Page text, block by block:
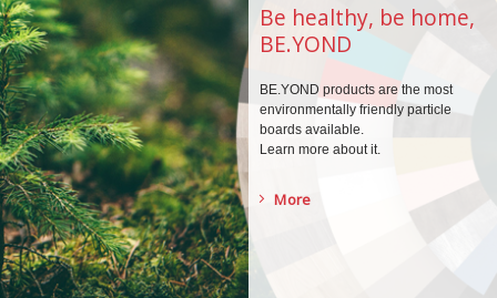
Be healthy, be home,
BE.YOND
BE.YOND products are the most
environmentally friendly particle
boards available.
Learn more about it.
More